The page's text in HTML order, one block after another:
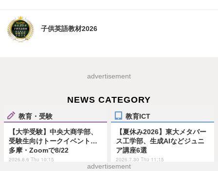
子供英語教材2026
advertisement
NEWS CATEGORY
教育・受験
【大学受験】中央大商学部、
受験生向けトークイベント…
多摩・Zoomで8/22
2026.8.6 Thu 10:15
教育ICT
【夏休み2026】東大メタバー
ス工学部、生成AIなどジュニ
ア講座6選
2026.7.30 Thu 11:15
advertisement